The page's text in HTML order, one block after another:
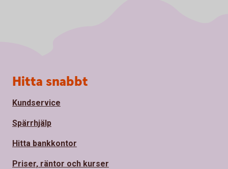
Sidfot
Hitta snabbt
Kundservice
Spärrhjälp
Hitta bankkontor
Priser, räntor och kurser